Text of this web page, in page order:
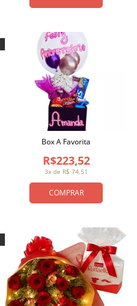
COMPRAR
3x de R$ 74,51
R$223,52
Box A Favorita